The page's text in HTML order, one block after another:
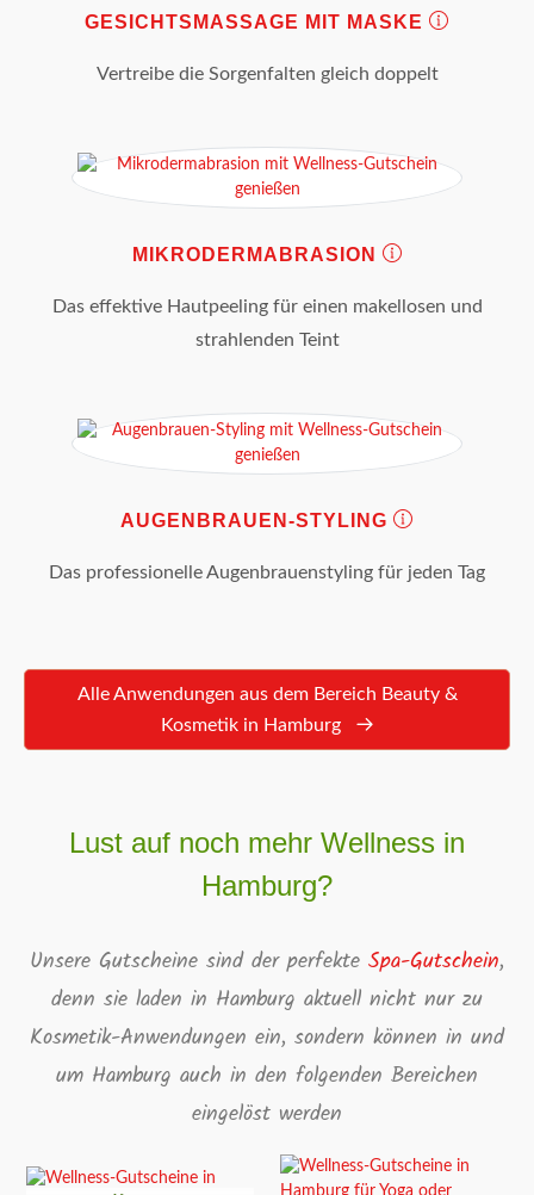
GESICHTSMASSAGE MIT MASKE
Vertreibe die Sorgenfalten gleich doppelt
MIKRODERMABRASION
Das effektive Hautpeeling für einen makellosen und
strahlenden Teint
AUGENBRAUEN-STYLING
Das professionelle Augenbrauenstyling für jeden Tag
Alle Anwendungen aus dem Bereich Beauty &
Kosmetik in Hamburg
Lust auf noch mehr Wellness in
Hamburg?
Unsere Gutscheine sind der perfekte Spa-Gutschein,
denn sie laden in Hamburg aktuell nicht nur zu
Kosmetik-Anwendungen ein, sondern können in und
um Hamburg auch in den folgenden Bereichen
eingelöst werden